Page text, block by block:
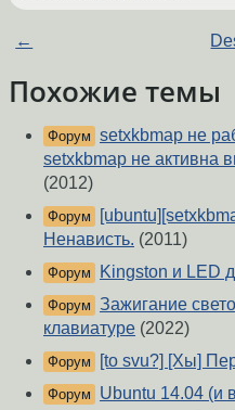
←
Похожие темы
Форум setxkbmap не
setxkbmap не активна
(2012)
Форум
Ненависть. (2011)
Форум Kingston и LED
Форум Зажигание
клавиатуре (2022)
Форум [to svu?] [Xы]
Форум
Ubuntu 14.04 (и